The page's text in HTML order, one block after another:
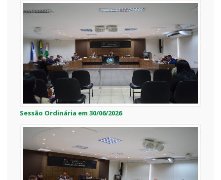
Sessão Ordinária em 30/06/2026